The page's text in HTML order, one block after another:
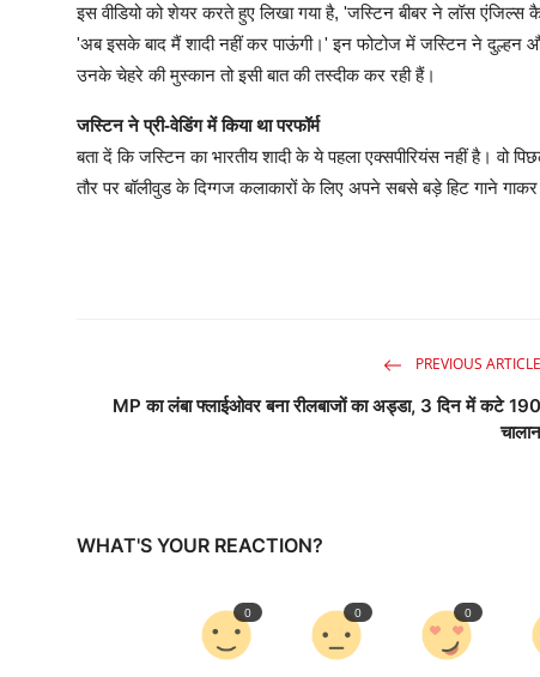
इस वीडियो को शेयर करते हुए लिखा गया है, 'जस्टिन बीबर ने लॉस एंजिल्स
'अब इसके बाद मैं शादी नहीं कर पाऊंगी।' इन फोटोज में जस्टिन ने
उनके चेहरे की मुस्कान तो इसी बात की तस्दीक कर रही हैं।
जस्टिन ने प्री-वेडिंग में किया था परफॉर्म
बता दें कि जस्टिन का भारतीय शादी के ये पहला एक्सपीरियंस नहीं है। वो
तौर पर बॉलीवुड के दिग्गज कलाकारों के लिए अपने सबसे बड़े हिट गाने
PREVIOUS ARTICLE
MP का लंबा फ्लाईओवर बना रीलबाजों का अड्डा, 3 दिन में कटे 190
WHAT'S YOUR REACTION?
0 0 0